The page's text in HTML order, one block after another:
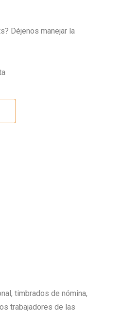
Déjenos manejar la
timbrados de nómina,
trabajadores de las